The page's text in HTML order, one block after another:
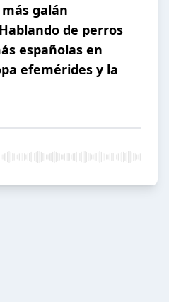
galán
de perros
españolas en
efemérides y la